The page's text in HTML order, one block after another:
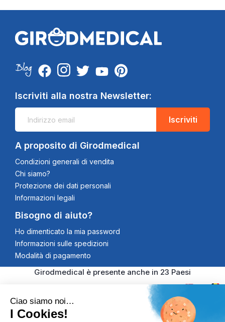
Iscriviti alla nostra Newsletter:
Iscriviti
A proposito di Girodmedical
Condizioni generali di vendita
Chi siamo?
Protezione dei dati personali
Informazioni legali
Bisogno di aiuto?
Ho dimenticato la mia password
Informazioni sulle spedizioni
Modalità di pagamento
Girodmedical è presente anche in 23 Paesi
Ciao siamo noi…
I Cookies!